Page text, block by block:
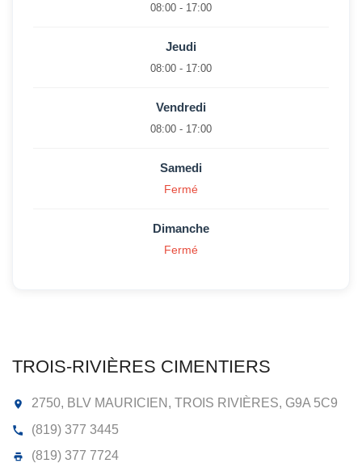
08:00 - 17:00
Jeudi
08:00 - 17:00
Vendredi
08:00 - 17:00
Samedi
Fermé
Dimanche
Fermé